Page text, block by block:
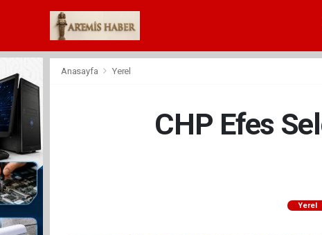
Anasayfa Yerel
CHP Efes
Yerel